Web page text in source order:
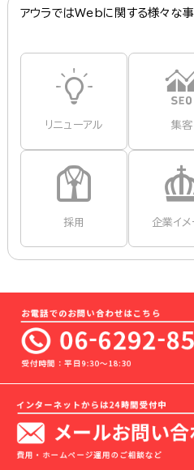
アウラではWebに関する様々な
リニューアル 集客
採用 企業イメ